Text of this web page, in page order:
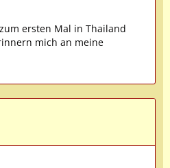
ersten Mal in Thailand
mich an meine